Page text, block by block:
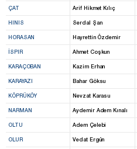
ÇAT Arif Hikmet Kılıç
HINIS Serdal Şan
HORASAN Hayrettin Özdemir
İSPIR Ahmet Coşkun
KARAÇOBAN Kazim Erhan
KARAYAZI Bahar Göksu
KÖPRÜKÖY Nevzat Karasu
NARMAN Aydemir Adem Kınalı
OLTU Adem Çelebi
OLUR Vedat Ergün